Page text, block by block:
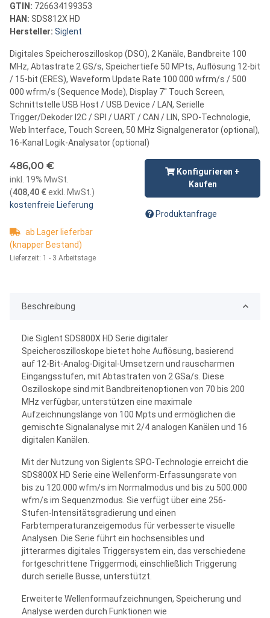
GTIN: 726634199353
HAN: SDS812X HD
Hersteller: Siglent
Digitales Speicheroszilloskop (DSO), 2 Kanäle, Bandbreite 100
MHz, Abtastrate 2 GS/s, Speichertiefe 50 MPts, Auflösung 12-bit
/ 15-bit (ERES), Waveform Update Rate 100 000 wfrm/s / 500
000 wfrm/s (Sequence Mode), Display 7" Touch Screen,
Schnittstelle USB Host / USB Device / LAN, Serielle
Trigger/Dekoder I2C / SPI / UART / CAN / LIN, SPO-Technologie,
Web Interface, Touch Screen, 50 MHz Signalgenerator (optional),
16-Kanal Logik-Analysator (optional)
486,00 €
inkl. 19% MwSt.
(408,40 €exkl. MwSt. )
kostenfreie Lieferung
ab Lager lieferbar
(knapper Bestand)
Lieferzeit: 1 - 3 Arbeitstage
Konfigurieren +
Kaufen
Produktanfrage
Beschreibung
Die Siglent SDS800X HD Serie digitaler
Speicheroszilloskope bietet hohe Auflösung, basierend
auf 12-Bit-Analog-Digital-Umsetzern und rauscharmen
Eingangsstufen, mit Abtastraten von 2 GSa/s. Diese
Oszilloskope sind mit Bandbreitenoptionen von 70 bis 200
MHz verfügbar, unterstützen eine maximale
Aufzeichnungslänge von 100 Mpts und ermöglichen die
gemischte Signalanalyse mit 2/4 analogen Kanälen und 16
digitalen Kanälen.
Mit der Nutzung von Siglents SPO-Technologie erreicht die
SDS800X HD Serie eine Wellenform-Erfassungsrate von
bis zu 120.000 wfm/s im Normalmodus und bis zu 500.000
wfm/s im Sequenzmodus. Sie verfügt über eine 256-
Stufen-Intensitätsgradierung und einen
Farbtemperaturanzeigemodus für verbesserte visuelle
Analysen. Die Serie führt ein hochsensibles und
jitterarmes digitales Triggersystem ein, das verschiedene
fortgeschrittene Triggermodi, einschließlich Triggerung
durch serielle Busse, unterstützt.
Erweiterte Wellenformaufzeichnungen, Speicherung und
Analyse werden durch Funktionen wie